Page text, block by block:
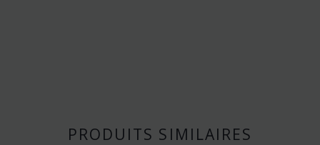
PRODUITS SIMILAIRES